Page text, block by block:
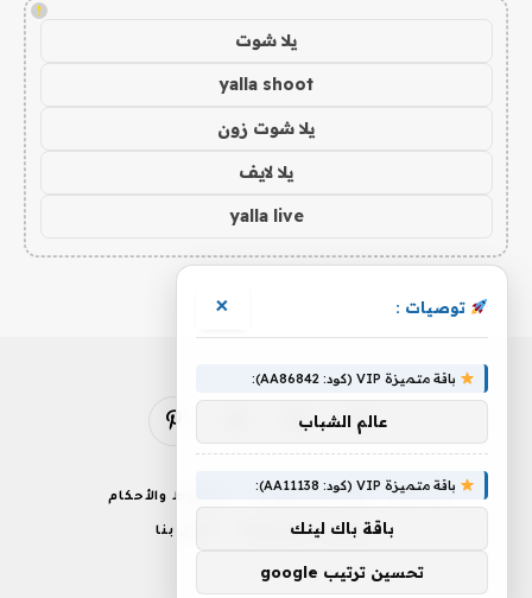
!
يلا شوت
yalla shoot
يلا شوت زون
يلا لايف
yalla live
توصيات : ×
باقة متميزة VIP (كود: AA86842):
عالم الشباب
باقة متميزة VIP (كود: AA11138):
باقة باك لينك
تحسين ترتيب google
فيسبوك
(Twitter)
الانستغرامبينتيريست
من نحن إخلاء المسؤولية الشروط والأحكام
سياسة الخصوصية اتصل بنا